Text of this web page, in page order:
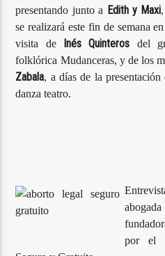
presentando junto a Edith y Maxi
se realizará este fin de semana
visita de
Inés Quinteros del
folklórica Mudanceras, y de los
Zabala, a días de la
danza teatro.
por el